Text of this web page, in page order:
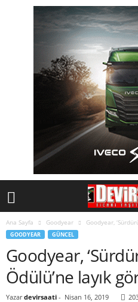
Ana Sayfa Goodyear Goodyear,
GOODYEAR GÜNCEL
Goodyear,
Ödülü’ne layık
Yazar devirsaati - Nisan 16, 2019